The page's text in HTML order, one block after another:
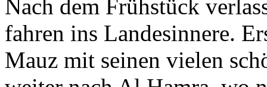
Nach dem Frühstück
fahren ins Landesinnere.
Mauz mit seinen vielen